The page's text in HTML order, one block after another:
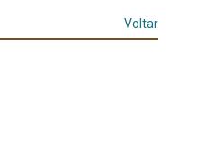
Voltar